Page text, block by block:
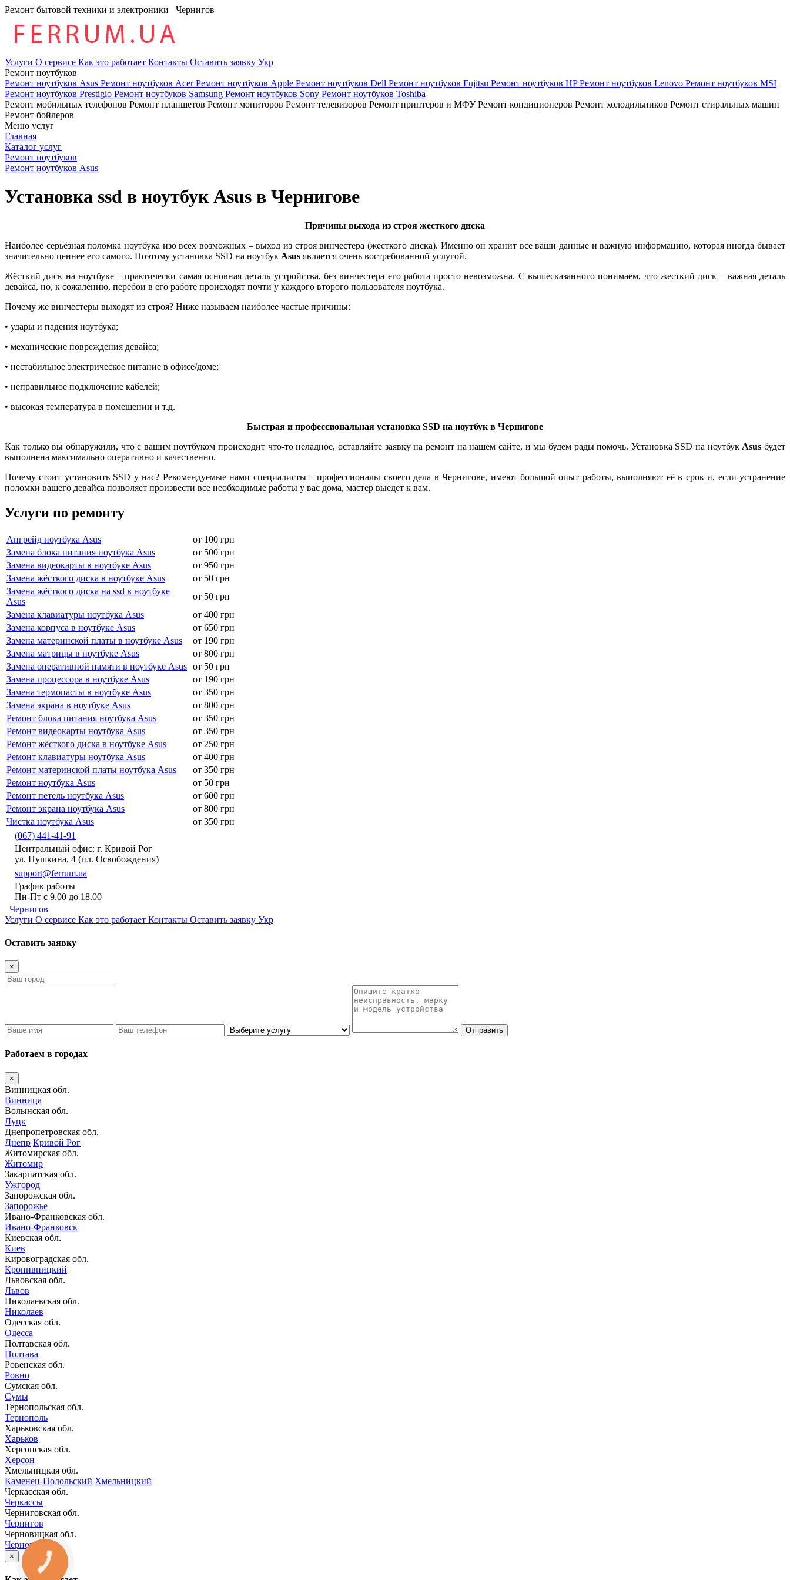
Ремонт бытовой техники и электроники Чернигов
Услуги О сервисе Как это работает Контакты Оставить заявку Укр
Ремонт ноутбуков
Ремонт ноутбуков Asus Ремонт ноутбуков AcerРемонт ноутбуков Apple Ремонт ноутбуков Dell Ремонт ноутбуков Fujitsu Ремонт ноутбуков HPРемонт ноутбуков Lenovo Ремонт ноутбуков MSI
Ремонт ноутбуков Prestigio Ремонт ноутбуков Samsung Ремонт ноутбуков Sony Ремонт ноутбуков Toshiba
Ремонт мобильных телефонов Ремонт планшетов Ремонт мониторов Ремонт телевизоров Ремонт принтеров и МФУРемонт кондиционеров Ремонт холодильников Ремонт стиральных машин
Ремонт бойлеров
Меню услуг
Главная
Каталог услуг
Ремонт ноутбуков
Ремонт ноутбуков Asus
Установка ssd в ноутбук Asus в Чернигове
Причины выхода из строя жесткого диска
Наиболее серьёзная поломка ноутбука изо всех возможных – выход из строя винчестера (жесткого диска). Именно он хранит все ваши данные и важную информацию, которая иногда бывает
значительно ценнее его самого. Поэтому установка SSD на ноутбук Asus является очень востребованной услугой.
Жёсткий диск на ноутбуке – практически самая основная деталь устройства, без винчестера его работа просто невозможна. С вышесказанного понимаем, что жесткий диск – важная деталь
девайса, но, к сожалению, перебои в его работе происходят почти у каждого второго пользователя ноутбука.
Почему же винчестеры выходят из строя? Ниже называем наиболее частые причины:
• удары и падения ноутбука;
• механические повреждения девайса;
• нестабильное электрическое питание в офисе/доме;
• неправильное подключение кабелей;
• высокая температура в помещении и т.д.
Быстрая и профессиональная установка SSD на ноутбук в Чернигове
Как только вы обнаружили, что с вашим ноутбуком происходит что-то неладное, оставляйте заявку на ремонт на нашем сайте, и мы будем рады помочь. Установка SSD на ноутбук Asus будет
выполнена максимально оперативно и качественно.
Почему стоит установить SSD у нас? Рекомендуемые нами специалисты – профессионалы своего дела в Чернигове, имеют большой опыт работы, выполняют её в срок и, если устранение
поломки вашего девайса позволяет произвести все необходимые работы у вас дома, мастер выедет к вам.
Услуги по ремонту
Апгрейд ноутбука Asus
от 100 грн
Замена блока питания ноутбука Asus
от 500 грн
Замена видеокарты в ноутбуке Asus
от 950 грн
Замена жёсткого диска в ноутбуке Asus
от 50 грн
Замена жёсткого диска на ssd в ноутбуке
Asus
от 50 грн
Замена клавиатуры ноутбука Asus
от 400 грн
Замена корпуса в ноутбуке Asus
от 650 грн
Замена материнской платы в ноутбуке Asus
от 190 грн
Замена матрицы в ноутбуке Asus
от 800 грн
Замена оперативной памяти в ноутбуке Asus от 50 грн
Замена процессора в ноутбуке Asus
от 190 грн
Замена термопасты в ноутбуке Asus
от 350 грн
Замена экрана в ноутбуке Asus
от 800 грн
Ремонт блока питания ноутбука Asus
от 350 грн
Ремонт видеокарты ноутбука Asus
от 350 грн
Ремонт жёсткого диска в ноутбуке Asus
от 250 грн
Ремонт клавиатуры ноутбука Asus
от 400 грн
Ремонт материнской платы ноутбука Asus
от 350 грн
Ремонт ноутбука Asus
от 50 грн
Ремонт петель ноутбука Asus
от 600 грн
Ремонт экрана ноутбука Asus
от 800 грн
Чистка ноутбука Asus
от 350 грн
(067) 441-41-91
Центральный офис: г. Кривой Рог
ул. Пушкина, 4 (пл. Освобождения)
support@ferrum.ua
График работы
Пн-Пт с 9.00 до 18.00
Чернигов
Услуги О сервисе Как это работает Контакты Оставить заявку Укр
Оставить заявку
×
Отправить
Работаем в городах
×
Винницкая обл.
Винница
Волынская обл.
Луцк
Днепропетровская обл.
Днепр Кривой Рог
Житомирская обл.
Житомир
Закарпатская обл.
Ужгород
Запорожская обл.
Запорожье
Ивано-Франковская обл.
Ивано-Франковск
Киевская обл.
Киев
Кировоградская обл.
Кропивницкий
Львовская обл.
Львов
Николаевская обл.
Николаев
Одесская обл.
Одесса
Полтавская обл.
Полтава
Ровенская обл.
Ровно
Сумская обл.
Сумы
Тернопольская обл.
Тернополь
Харьковская обл.
Харьков
Херсонская обл.
Херсон
Хмельницкая обл.
Каменец-Подольский Хмельницкий
Черкасская обл.
Черкассы
Черниговская обл.
Чернигов
Черновицкая обл.
Черновцы
×
КНОПКА
ЗВ'ЯЗКУ